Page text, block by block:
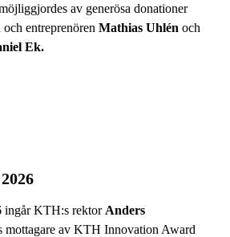
av generösa donationer
entreprenören Mathias Uhlén och
Ek.
ingår KTH:s rektor Anders
mottagare av KTH Innovation Award